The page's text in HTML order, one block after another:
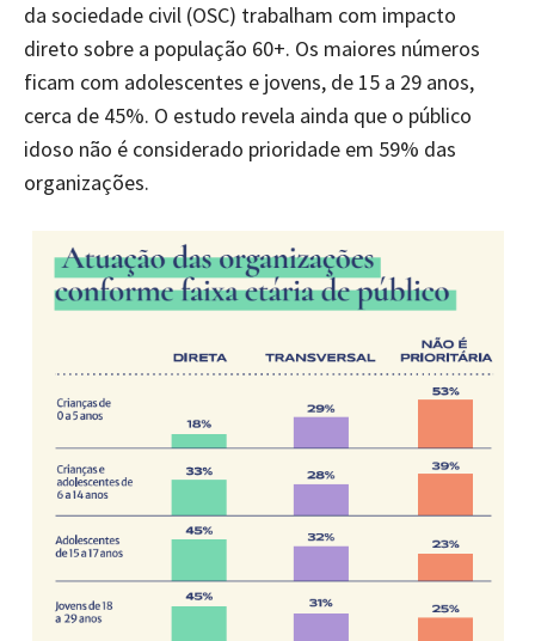
da sociedade civil (OSC) trabalham com impacto
direto sobre a população 60+. Os maiores números
ficam com adolescentes e jovens, de 15 a 29 anos,
cerca de 45%. O estudo revela ainda que o público
idoso não é considerado prioridade em 59% das
organizações.